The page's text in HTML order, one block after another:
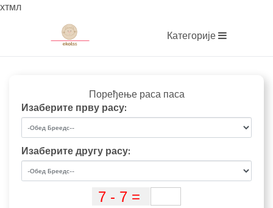
хтмл
Категорије
Поређење раса паса
Изаберите прву расу:
Изаберите другу расу: